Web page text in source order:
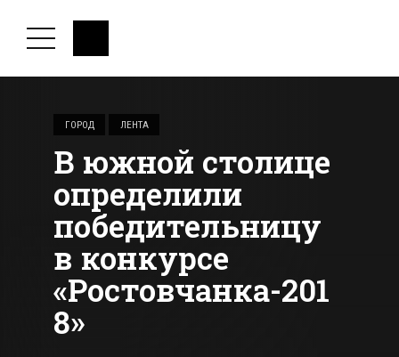
ГОРОД ЛЕНТА
В южной столице
определили
победительницу
в конкурсе
«Ростовчанка-201
8»